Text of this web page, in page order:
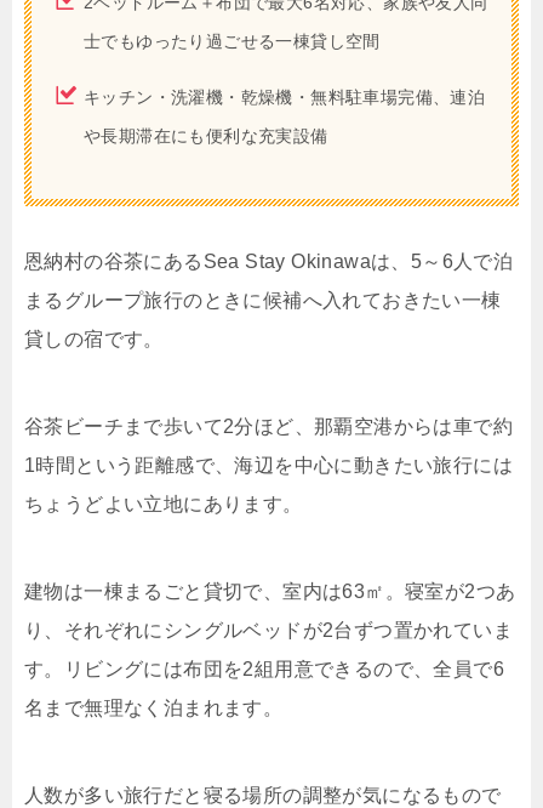
士でもゆったり過ごせる一棟貸し空間
キッチン・洗濯機・乾燥機・無料駐車場完備、連泊
や長期滞在にも便利な充実設備
恩納村の谷茶にあるSea Stay Okinawaは、5～6人で泊
まるグループ旅行のときに候補へ入れておきたい一棟
貸しの宿です。
谷茶ビーチまで歩いて2分ほど、那覇空港からは車で約
1時間という距離感で、海辺を中心に動きたい旅行には
ちょうどよい立地にあります。
建物は一棟まるごと貸切で、室内は63㎡。寝室が2つあ
り、それぞれにシングルベッドが2台ずつ置かれていま
す。リビングには布団を2組用意できるので、全員で6
名まで無理なく泊まれます。
人数が多い旅行だと寝る場所の調整が気になるもので